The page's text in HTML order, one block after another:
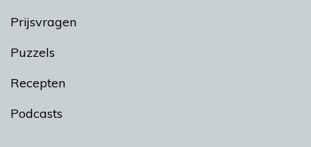
Prijsvragen
Puzzels
Recepten
Podcasts